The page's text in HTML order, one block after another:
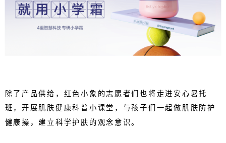
除了产品供给，红色小象的志愿者们也将走进安心暑托
班，开展肌肤健康科普小课堂，与孩子们一起做肌肤防护
健康操，建立科学护肤的观念意识。